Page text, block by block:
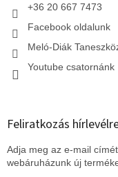
+36 20 667 7473
Facebook oldalunk
Meló-Diák
Youtube csatornánk
Feliratkozás
Adja meg az e-mail
webáruházunk új